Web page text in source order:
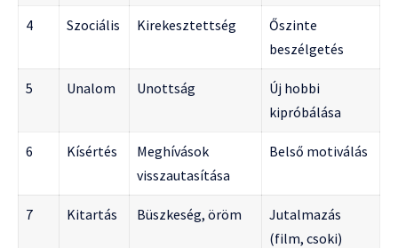
4 Szociális Kirekesztettség
Őszinte
beszélgetés
5 Unalom Unottság
Új hobbi
kipróbálása
6 Kísértés
Meghívások
visszautasítása
Belső motiválás
7 Kitartás Büszkeség, öröm
Jutalmazás
(film, csoki)